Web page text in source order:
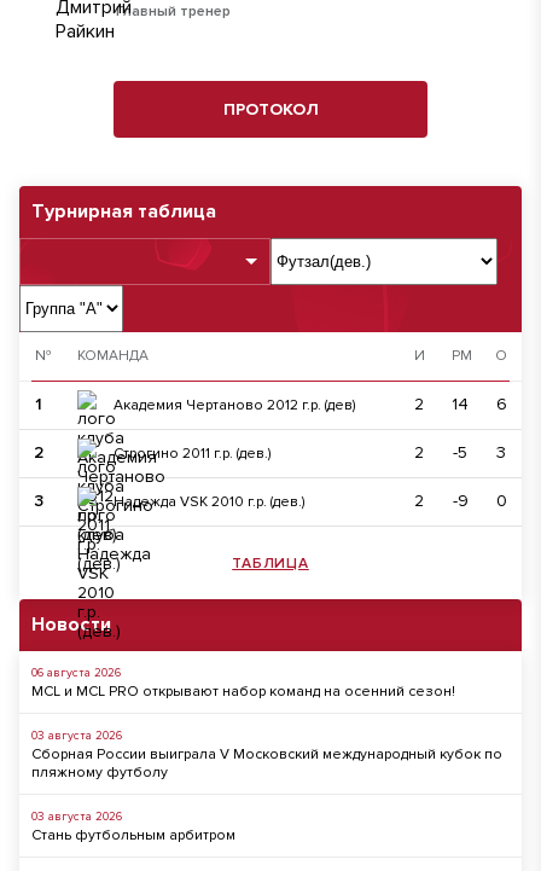
Турнирная таблица
№ КОМАНДА И РМ О
1 Академия Чертаново 2012 г.р. (дев) 2 14 6
2 Строгино 2011 г.р. (дев.) 2 -5 3
3 Надежда VSK 2010 г.р. (дев.) 2 -9 0
ТАБЛИЦА
Новости
06 августа 2026
MCL и MCL PRO открывают набор команд на осенний сезон!
03 августа 2026
Сборная России выиграла V Московский международный кубок по
пляжному футболу
03 августа 2026
Стань футбольным арбитром
Главный тренер
ПРОТОКОЛ